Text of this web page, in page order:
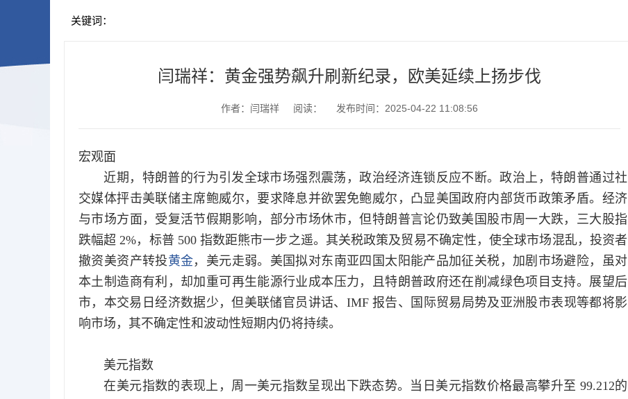
关键词：
闫瑞祥：黄金强势飙升刷新纪录，欧美延续上扬步伐
作者：闫瑞祥 阅读： 发布时间：2025-04-22 11:08:56
宏观面
近期，特朗普的行为引发全球市场强烈震荡，政治经济连锁反应不断。政治上，特朗普通过社
交媒体抨击美联储主席鲍威尔，要求降息并欲罢免鲍威尔，凸显美国政府内部货币政策矛盾。经济
与市场方面，受复活节假期影响，部分市场休市，但特朗普言论仍致美国股市周一大跌，三大股指
跌幅超 2%，标普 500 指数距熊市一步之遥。其关税政策及贸易不确定性，使全球市场混乱，投资者
撤资美资产转投黄金，美元走弱。美国拟对东南亚四国太阳能产品加征关税，加剧市场避险，虽对
本土制造商有利，却加重可再生能源行业成本压力，且特朗普政府还在削减绿色项目支持。展望后
市，本交易日经济数据少，但美联储官员讲话、IMF 报告、国际贸易局势及亚洲股市表现等都将影
响市场，其不确定性和波动性短期内仍将持续。
美元指数
在美元指数的表现上，周一美元指数呈现出下跌态势。当日美元指数价格最高攀升至 99.212的